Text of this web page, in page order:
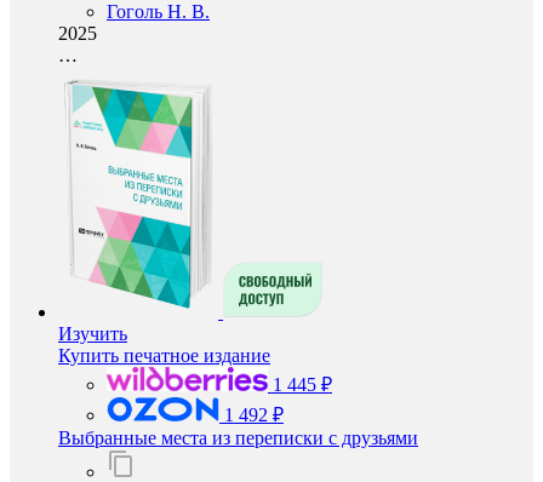
Гоголь Н. В.
2025
…
Изучить
Купить печатное издание
1 445 ₽
1 492 ₽
Выбранные места из переписки с друзьями